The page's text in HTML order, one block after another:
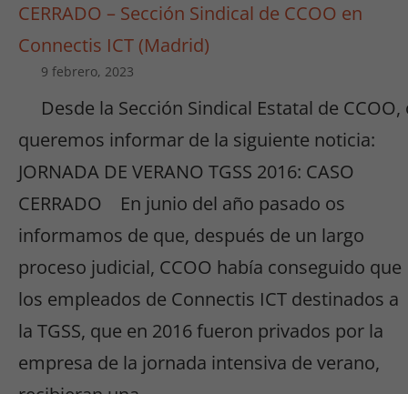
CERRADO – Sección Sindical de CCOO en
Connectis ICT (Madrid)
9 febrero, 2023
Desde la Sección Sindical Estatal de CCOO,
queremos informar de la siguiente noticia:
JORNADA DE VERANO TGSS 2016: CASO
CERRADO En junio del año pasado os
informamos de que, después de un largo
proceso judicial, CCOO había conseguido que
los empleados de Connectis ICT destinados a
la TGSS, que en 2016 fueron privados por la
empresa de la jornada intensiva de verano,